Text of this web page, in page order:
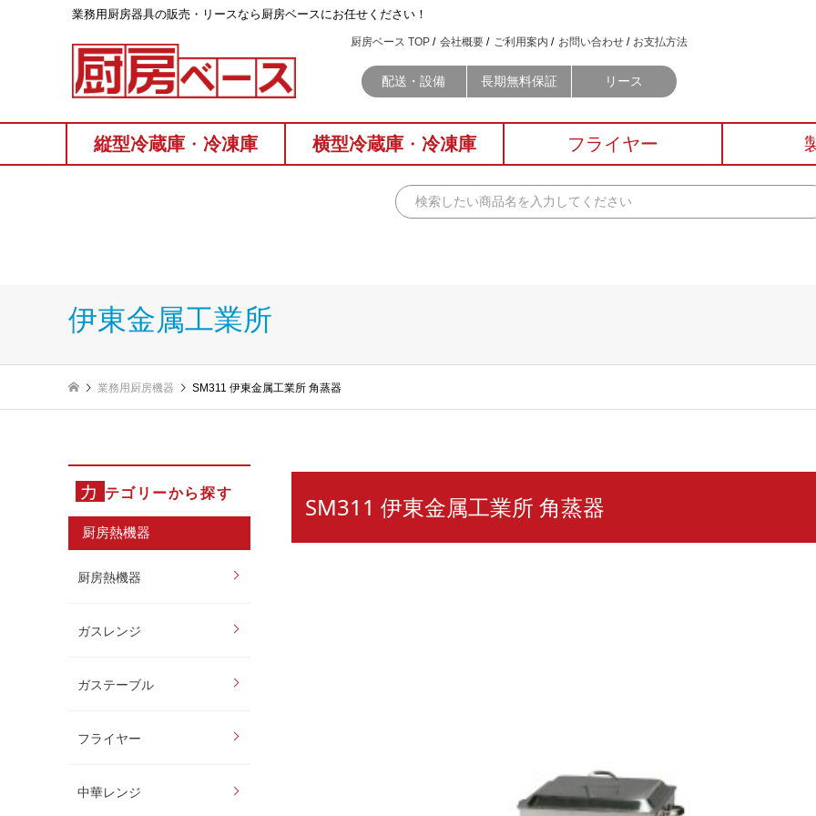
業務⽤厨房器具の販売・リースなら厨房ベースにお任せください！
厨房ベース TOP 会社概要 ご利用案内 お問い合わせ お支払方法
配送・設備 長期無料保証 リース
縦型冷蔵庫 ・ 冷凍庫 横型冷蔵庫 ・ 冷凍庫 フライヤー
伊東金属工業所
業務用厨房機器 SM311 伊東金属工業所 角蒸器
カ テゴリーから探す
厨房熱機器
厨房熱機器
ガスレンジ
ガステーブル
フライヤー
中華レンジ
SM311 伊東金属工業所 角蒸器